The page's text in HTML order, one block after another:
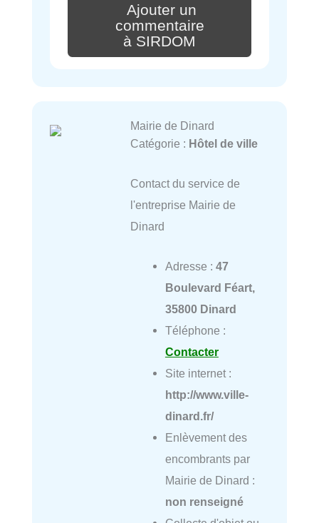
Ajouter un
commentaire
à SIRDOM
Mairie de Dinard
Catégorie : Hôtel de ville
Contact du service de
l'entreprise Mairie de
Dinard
Adresse : 47
Boulevard Féart,
35800 Dinard
Téléphone :
Contacter
Site internet :
http://www.ville-
dinard.fr/
Enlèvement des
encombrants par
Mairie de Dinard :
non renseigné